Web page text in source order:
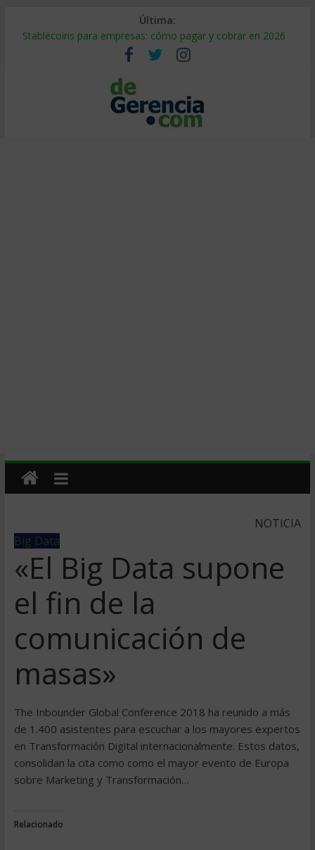
Última:
Stablecoins para empresas: cómo pagar y cobrar en 2026
Despido silencioso: qué es y por qué sale tan caro
IA en selección de personal: cómo auditarla a tiempo
Trabajo forzoso en la cadena de suministro: qué hacer
Mercado hispano de EE. UU.: cómo segmentarlo y venderle
NOTICIA
Big Data
«El Big Data supone
el fin de la
comunicación de
masas»
The Inbounder Global Conference 2018 ha reunido a más
de 1.400 asistentes para escuchar a los mayores expertos
en Transformación Digital internacionalmente. Estos datos,
consolidan la cita como como el mayor evento de Europa
sobre Marketing y Transformación…
Relacionado